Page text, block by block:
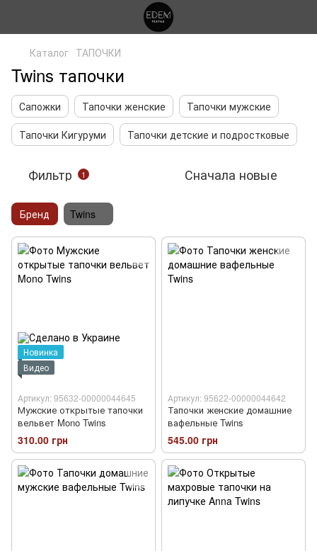
Каталог ТАПОЧКИ
Twins тапочки
Сапожки Тапочки женские
Тапочки мужские
Тапочки Кигуруми
Тапочки детские и подростковые
Фильтр 1 Сначала новые
Бренд Twins
Новинка
Видео
Артикул: 95632-00000044645
Мужские открытые тапочки
вельвет Mono Twins
310.00 грн
Артикул: 95622-00000044642
Тапочки женские домашние
вафельные Twins
545.00 грн